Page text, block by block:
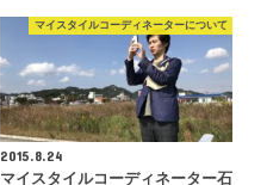
マイスタイルコーディネーターについて
2015.8.24
マイスタイルコーディネーター石